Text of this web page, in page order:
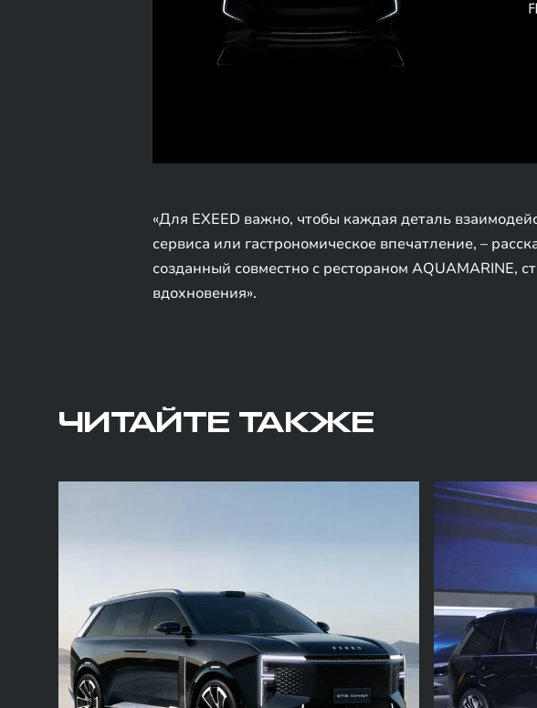
«Для EXEED важно, чтобы каждая деталь
сервиса или гастрономическое впечатление, –
созданный совместно с рестораном AQUAMARINE,
вдохновения».
ЧИТАЙТЕ ТАКЖЕ